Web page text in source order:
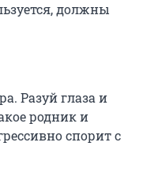
должны
Разуй глаза и
родник и
спорит с